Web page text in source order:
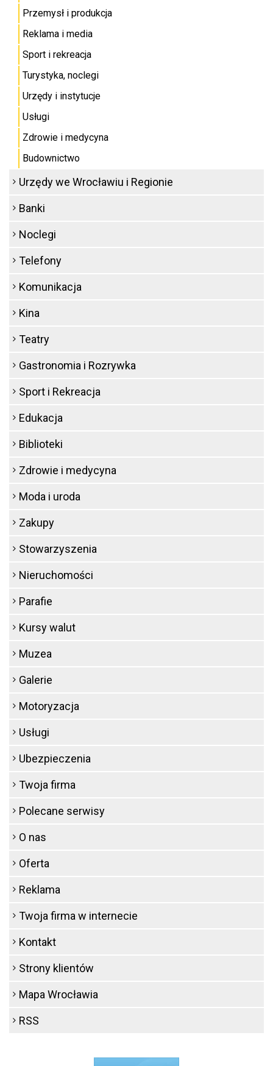
Przemysł i produkcja
Reklama i media
Sport i rekreacja
Turystyka, noclegi
Urzędy i instytucje
Usługi
Zdrowie i medycyna
Budownictwo
Urzędy we Wrocławiu i Regionie
Banki
Noclegi
Telefony
Komunikacja
Kina
Teatry
Gastronomia i Rozrywka
Sport i Rekreacja
Edukacja
Biblioteki
Zdrowie i medycyna
Moda i uroda
Zakupy
Stowarzyszenia
Nieruchomości
Parafie
Kursy walut
Muzea
Galerie
Motoryzacja
Usługi
Ubezpieczenia
Twoja firma
Polecane serwisy
O nas
Oferta
Reklama
Twoja firma w internecie
Kontakt
Strony klientów
Mapa Wrocławia
RSS